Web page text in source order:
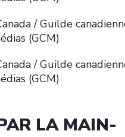
/ Guilde
(GCM)
/ Guilde
(GCM)
LA MAIN-